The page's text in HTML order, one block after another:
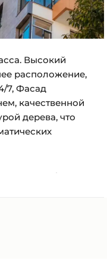
Высокий
расположение,
7, Фасад
качественной
дерева, что